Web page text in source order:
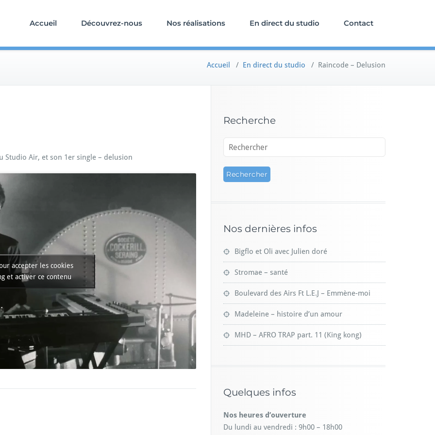
Accueil Découvrez-nous Nos réalisations En direct du studio Contact
Accueil / En direct du studio / Raincode – Delusion
Studio Air, et son 1er single – delusion
accepter les cookies
et activer ce contenu
Recherche
Nos dernières infos
Bigflo et Oli avec Julien doré
Stromae – santé
Boulevard des Airs Ft L.E.J – Emmène-moi
Madeleine – histoire d’un amour
MHD – AFRO TRAP part. 11 (King kong)
Quelques infos
Nos heures d’ouverture
Du lundi au vendredi : 9h00 – 18h00